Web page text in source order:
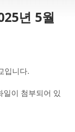
년 5월
입니다.
이 첨부되어 있